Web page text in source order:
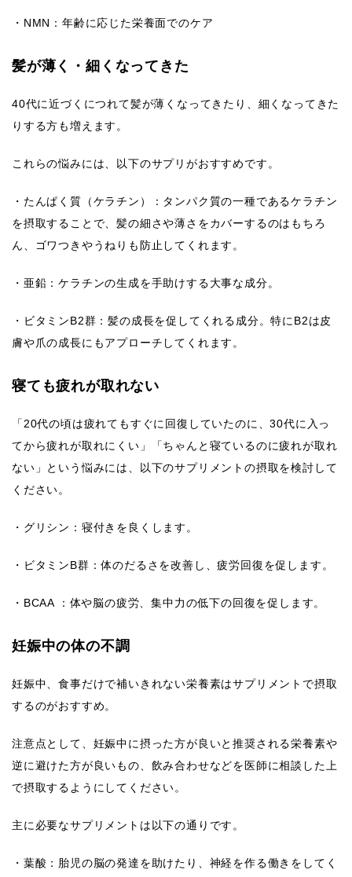
・NMN：年齢に応じた栄養面でのケア
髪が薄く・細くなってきた
40代に近づくにつれて髪が薄くなってきたり、細くなってきた
りする方も増えます。
これらの悩みには、以下のサプリがおすすめです。
・たんぱく質（ケラチン）：タンパク質の一種であるケラチン
を摂取することで、髪の細さや薄さをカバーするのはもちろ
ん、ゴワつきやうねりも防止してくれます。
・亜鉛：ケラチンの生成を手助けする大事な成分。
・ビタミンB2群：髪の成長を促してくれる成分。特にB2は皮
膚や爪の成長にもアプローチしてくれます。
寝ても疲れが取れない
「20代の頃は疲れてもすぐに回復していたのに、30代に入っ
てから疲れが取れにくい」「ちゃんと寝ているのに疲れが取れ
ない」という悩みには、以下のサプリメントの摂取を検討して
ください。
・グリシン：寝付きを良くします。
・ビタミンB群：体のだるさを改善し、疲労回復を促します。
・BCAA ：体や脳の疲労、集中力の低下の回復を促します。
妊娠中の体の不調
妊娠中、食事だけで補いきれない栄養素はサプリメントで摂取
するのがおすすめ。
注意点として、妊娠中に摂った方が良いと推奨される栄養素や
逆に避けた方が良いもの、飲み合わせなどを医師に相談した上
で摂取するようにしてください。
主に必要なサプリメントは以下の通りです。
・葉酸：胎児の脳の発達を助けたり、神経を作る働きをしてく